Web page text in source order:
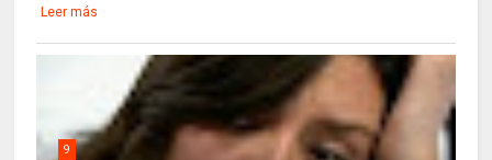
Leer más
9